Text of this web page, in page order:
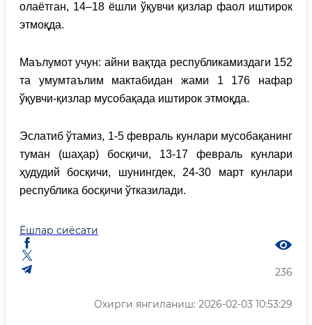
олаётган, 14–18 ёшли ўқувчи қизлар фаол иштирок
этмоқда.
Маълумот учун: айни вақтда республикамиздаги 152
та умумтаълим мактабидан жами 1 176 нафар
ўқувчи-қизлар мусобақада иштирок этмоқда.
Эслатиб ўтамиз, 1-5 февраль кунлари мусобақанинг
туман (шаҳар) босқичи, 13-17 февраль кунлари
ҳудудий босқичи, шунингдек, 24-30 март кунлари
республика босқичи ўтказилади.
Ёшлар сиёсати
236
Охирги янгиланиш: 2026-02-03 10:53:29